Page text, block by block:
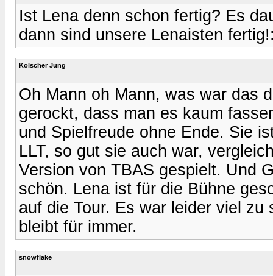
Ist Lena denn schon fertig? Es
dann sind unsere Lenaisten
Kölscher Jung
Oh Mann oh Mann, was war das
gerockt, dass man es kaum
und Spielfreude ohne Ende. Sie
LLT, so gut sie auch war,
Version von TBAS gespielt. Und
schön. Lena ist für die Bühne
auf die Tour. Es war leider viel
bleibt für immer.
snowflake